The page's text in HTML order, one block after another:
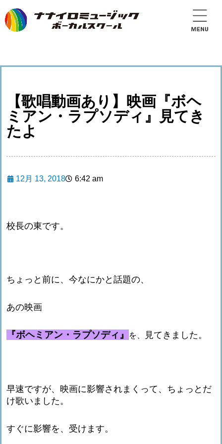
【歌唱動画あり】映画『ボヘ
ミアン・ラプソディ』見てき
たよ
12月 13, 2018 6:42 am
校長の東です。
ちょっと前に、今なにかと話題の、
あの映画
『ボヘミアン・ラプソディ』 を、 見てきました。
早速ですが、映画に影響されまくって、ちょっとだ
け歌いました。
すぐに影響を、受けます。